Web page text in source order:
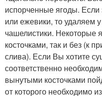
испорченные ягоды.
или ежевики, то удаляем
чашелистики. Некоторые
косточками, так и без (к
слива). Если Вы хотите
соответственно
вынутыми косточками
от которого необходимо